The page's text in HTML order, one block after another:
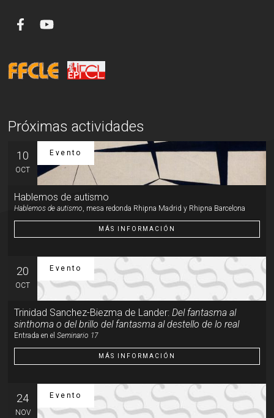
Próximas actividades
10
OCT
Evento
Hablemos de autismo
Hablemos de autismo, mesa redonda Rhipna Madrid y Rhipna Barcelona
MÁS INFORMACIÓN
20
OCT
Evento
Trinidad Sanchez-Biezma de Lander:Del fantasma al
sinthoma o del brillo del fantasma al destello de lo real
Entrada en elSeminario 17
MÁS INFORMACIÓN
24
NOV
Evento